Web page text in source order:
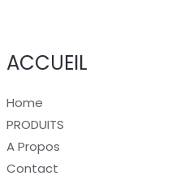
ACCUEIL
Home
PRODUITS
A Propos
Contact